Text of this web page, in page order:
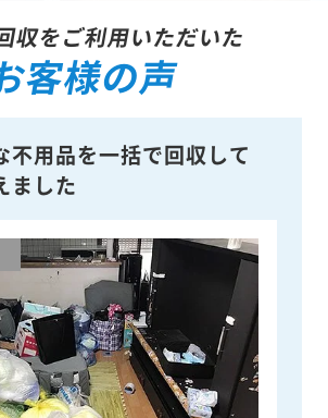
収をご利用いただいた
客様の声
不用品を一括で回収して
ました